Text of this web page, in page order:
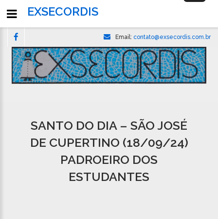
Email: contato@exsecordis.com.br
SANTO DO DIA – SÃO JOSÉ
DE CUPERTINO (18/09/24)
PADROEIRO DOS
ESTUDANTES
EXSECORDIS